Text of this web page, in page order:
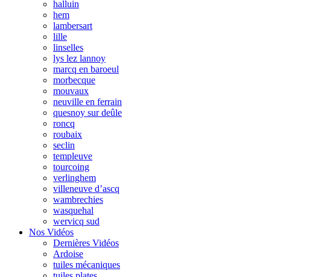
halluin
hem
lambersart
lille
linselles
lys lez lannoy
marcq en baroeul
morbecque
mouvaux
neuville en ferrain
quesnoy sur deûle
roncq
roubaix
seclin
templeuve
tourcoing
verlinghem
villeneuve d’ascq
wambrechies
wasquehal
wervicq sud
Nos Vidéos
Dernières Vidéos
Ardoise
tuiles mécaniques